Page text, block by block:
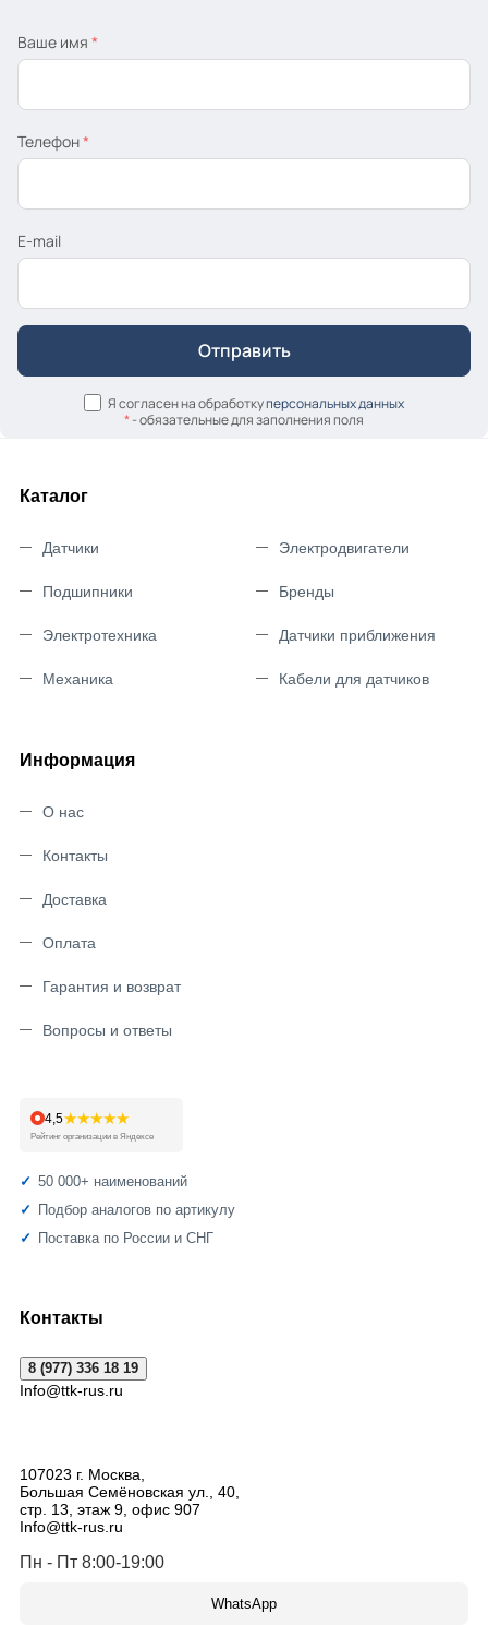
Ваше имя *
Телефон*
E-mail
Я согласен на обработкуперсональных данных
*- обязательные для заполнения поля
Каталог
Датчики
Подшипники
Электротехника
Механика
Электродвигатели
Бренды
Датчики приближения
Кабели для датчиков
Информация
О нас
Контакты
Доставка
Оплата
Гарантия и возврат
Вопросы и ответы
4,5★★★★★
Рейтинг организации в Яндексе
50 000+ наименований
Подбор аналогов по артикулу
Поставка по России и СНГ
Контакты
8 (977) 336 18 19
Info@ttk-rus.ru
107023 г. Москва,
Большая Семёновская ул., 40,
стр. 13, этаж 9, офис 907
Info@ttk-rus.ru
Пн - Пт 8:00-19:00
WhatsApp